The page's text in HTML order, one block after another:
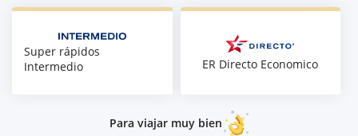
Super rápidos
Intermedio
ER Directo Economico
Para viajar muy bien